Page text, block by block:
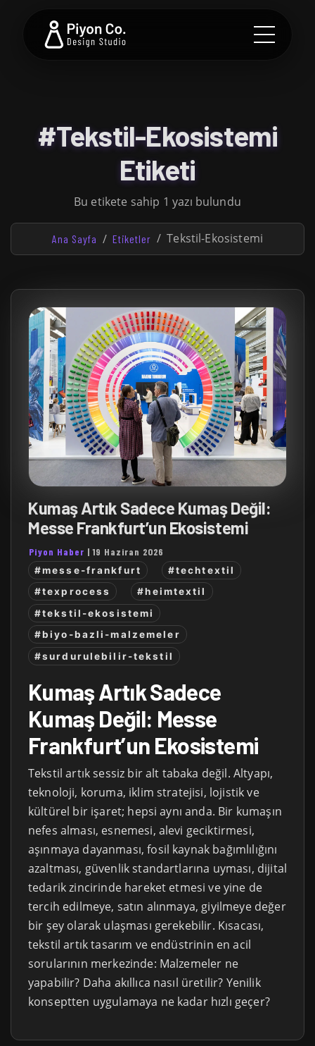
#Tekstil-Ekosistemi
Etiketi
Bu etikete sahip 1 yazı bulundu
Ana Sayfa Etiketler Tekstil-Ekosistemi
Kumaş Artık Sadece Kumaş Değil:
Messe Frankfurt’un Ekosistemi
Piyon Haber |19 Haziran 2026
#messe-frankfurt
#techtextil
#texprocess
#heimtextil
#tekstil-ekosistemi
#biyo-bazli-malzemeler
#surdurulebilir-tekstil
Kumaş Artık Sadece
Kumaş Değil: Messe
Frankfurt’un Ekosistemi
Tekstil artık sessiz bir alt tabaka değil. Altyapı,
teknoloji, koruma, iklim stratejisi, lojistik ve
kültürel bir işaret; hepsi aynı anda. Bir kumaşın
nefes alması, esnemesi, alevi geciktirmesi,
aşınmaya dayanması, fosil kaynak bağımlılığını
azaltması, güvenlik standartlarına uyması, dijital
tedarik zincirinde hareket etmesi ve yine de
tercih edilmeye, satın alınmaya, giyilmeye değer
bir şey olarak ulaşması gerekebilir. Kısacası,
tekstil artık tasarım ve endüstrinin en acil
sorularının merkezinde: Malzemeler ne
yapabilir? Daha akıllıca nasıl üretilir? Yenilik
konseptten uygulamaya ne kadar hızlı geçer?